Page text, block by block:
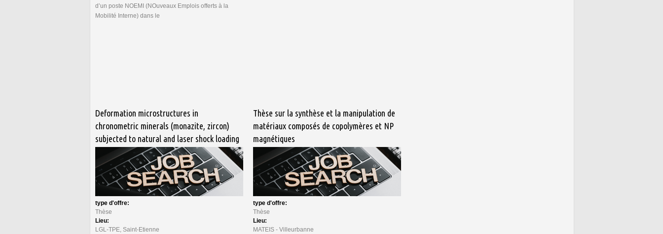
d’un poste NOEMI (NOuveaux Emplois offerts à la
Mobilité Interne) dans le
Deformation microstructures in
chronometric minerals (monazite, zircon)
subjected to natural and laser shock loading
type d'offre:
Thèse
Lieu:
LGL-TPE, Saint-Etienne
Thèse sur la synthèse et la manipulation de
matériaux composés de copolymères et NP
magnétiques
type d'offre:
Thèse
Lieu:
MATEIS - Villeurbanne